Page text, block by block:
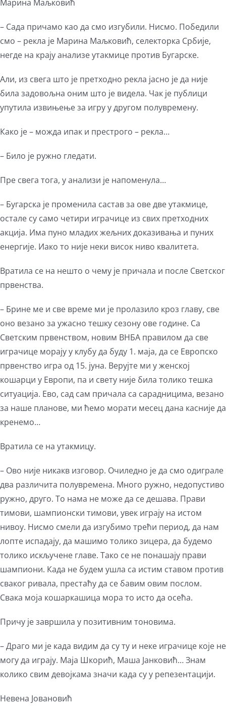
Марина Маљковић
– Сада причамо као да смо изгубили. Нисмо. Победили
смо – рекла је Марина Маљковић, селекторка Србије,
негде на крају анализе утакмице против Бугарске.
Али, из свега што је претходно рекла јасно је да није
била задовољна оним што је видела. Чак је публици
упутила извињење за игру у другом полувремену.
Како је – можда ипак и престрого – рекла…
– Било је ружно гледати.
Пре свега тога, у анализи је напоменула…
– Бугарска је променила састав за ове две утакмице,
остале су само четири играчице из свих претходних
акција. Има пуно младих жељних доказивања и пуних
енергије. Иако то није неки висок ниво квалитета.
Вратила се на нешто о чему је причала и после Светског
првенства.
– Брине ме и све време ми је пролазило кроз главу, све
оно везано за ужасно тешку сезону ове године. Са
Светским првенством, новим ВНБА правилом да све
играчице морају у клубу да буду 1. маја, да се Европско
првенство игра од 15. јуна. Верујте ми у женској
кошарци у Европи, па и свету није била толико тешка
ситуација. Ево, сад сам причала са сарадницима, везано
за наше планове, ми ћемо морати месец дана касније да
кренемо…
Вратила се на утакмицу.
– Ово није никакв изговор. Очиледно је да смо одиграле
два различита полувремена. Много ружно, недопустиво
ружно, друго. То нама не може да се дешава. Прави
тимови, шампионски тимови, увек играју на истом
нивоу. Нисмо смели да изгубимо трећи период, да нам
лопте испадају, да машимо толико зицера, да будемо
толико искључене главе. Тако се не понашају прави
шампиони. Када не будем ушла са истим ставом против
сваког ривала, престаћу да се бавим овим послом.
Свака моја кошаркашица мора то исто да осећа.
Причу је завршила у позитивним тоновима.
– Драго ми је када видим да су ту и неке играчице које не
могу да играју. Маја Шкорић, Маша Јанковић… Знам
колико свим девојкама значи када су у репезентацији.
Невена Јовановић